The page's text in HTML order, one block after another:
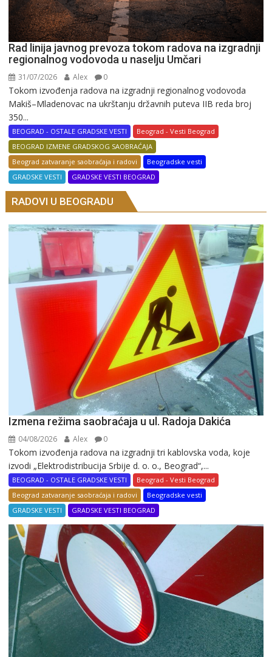
Rad linija javnog prevoza tokom radova na izgradnji
regionalnog vodovoda u naselju Umčari
31/07/2026 Alex 0
Tokom izvođenja radova na izgradnji regionalnog vodovoda
Makiš–Mladenovac na ukrštanju državnih puteva IIB reda broj
350...
BEOGRAD - OSTALE GRADSKE VESTI
Beograd - Vesti Beograd
BEOGRAD IZMENE GRADSKOG SAOBRAĆAJA
Beograd zatvaranje saobraćaja i radovi
Beogradske vesti
GRADSKE VESTI
GRADSKE VESTI BEOGRAD
RADOVI U BEOGRADU
Izmena režima saobraćaja u ul. Radoja Dakića
04/08/2026 Alex 0
Tokom izvođenja radova na izgradnji tri kablovska voda, koje
izvodi „Elektrodistribucija Srbije d. o. o., Beograd“,...
BEOGRAD - OSTALE GRADSKE VESTI
Beograd - Vesti Beograd
Beograd zatvaranje saobraćaja i radovi
Beogradske vesti
GRADSKE VESTI
GRADSKE VESTI BEOGRAD